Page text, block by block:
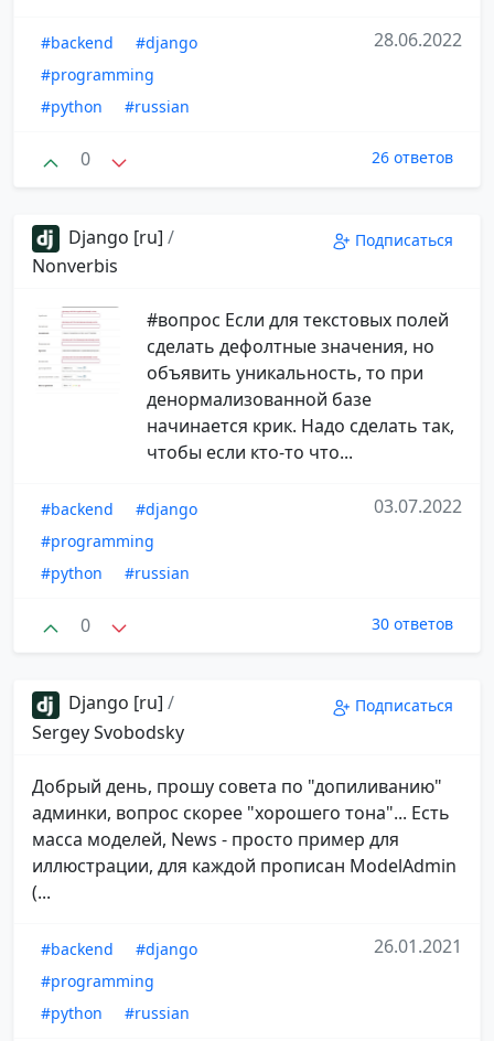
#backend
#django
#programming
#python
#russian
28.06.2022
0 26 ответов
Django [ru] /
Nonverbis
Подписаться
#вопрос Если для текстовых полей
сделать дефолтные значения, но
объявить уникальность, то при
денормализованной базе
начинается крик. Надо сделать так,
чтобы если кто-то что...
#backend
#django
#programming
#python
#russian
03.07.2022
0 30 ответов
Django [ru] /
Sergey Svobodsky
Подписаться
Добрый день, прошу совета по "допиливанию"
админки, вопрос скорее "хорошего тона"... Есть
масса моделей, News - просто пример для
иллюстрации, для каждой прописан ModelAdmin
(...
#backend
#django
#programming
#python
#russian
26.01.2021